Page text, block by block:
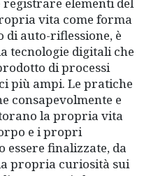
elementi del
vita come forma
auto-riflessione, è
tecnologie digitali che
di processi
più ampi. Le pratiche
consapevolmente e
la propria vita
e i propri
essere finalizzate, da
propria curiosità sui